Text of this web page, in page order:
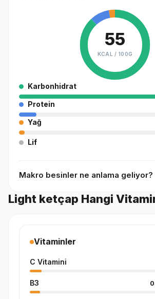
55
KCAL / 100G
Karbonhidrat
Protein
Yağ
Lif
Makro besinler ne anlama geliyor?
Light ketçap Hangi
Vitaminler
C Vitamini
B3